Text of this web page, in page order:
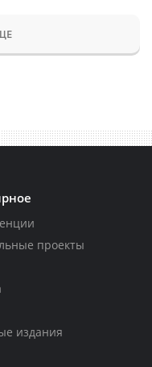
проекты
издания